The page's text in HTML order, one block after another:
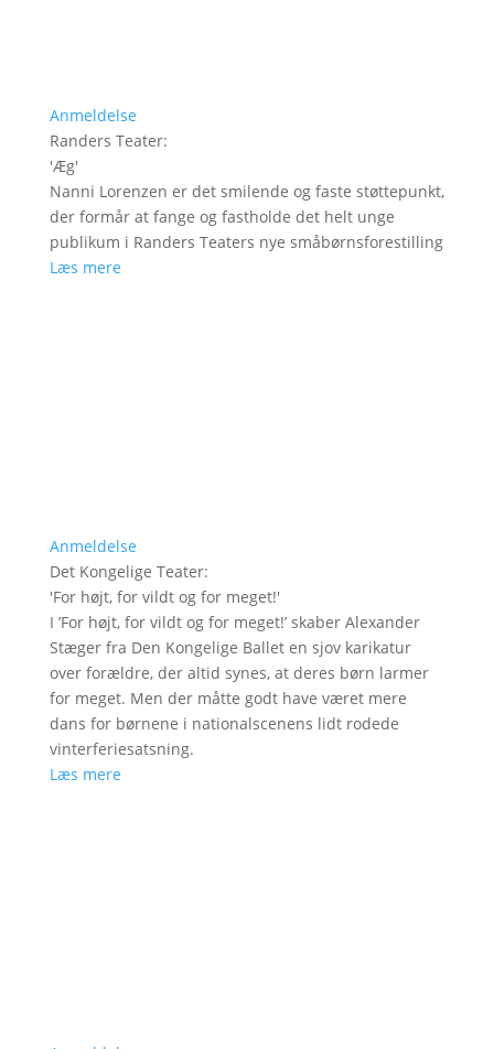
Anmeldelse
Randers Teater:
'Æg'
Nanni Lorenzen er det smilende og faste støttepunkt,
der formår at fange og fastholde det helt unge
publikum i Randers Teaters nye småbørnsforestilling
Læs mere
Anmeldelse
Det Kongelige Teater:
'For højt, for vildt og for meget!'
I ’For højt, for vildt og for meget!’ skaber Alexander
Stæger fra Den Kongelige Ballet en sjov karikatur
over forældre, der altid synes, at deres børn larmer
for meget. Men der måtte godt have været mere
dans for børnene i nationalscenens lidt rodede
vinterferiesatsning.
Læs mere